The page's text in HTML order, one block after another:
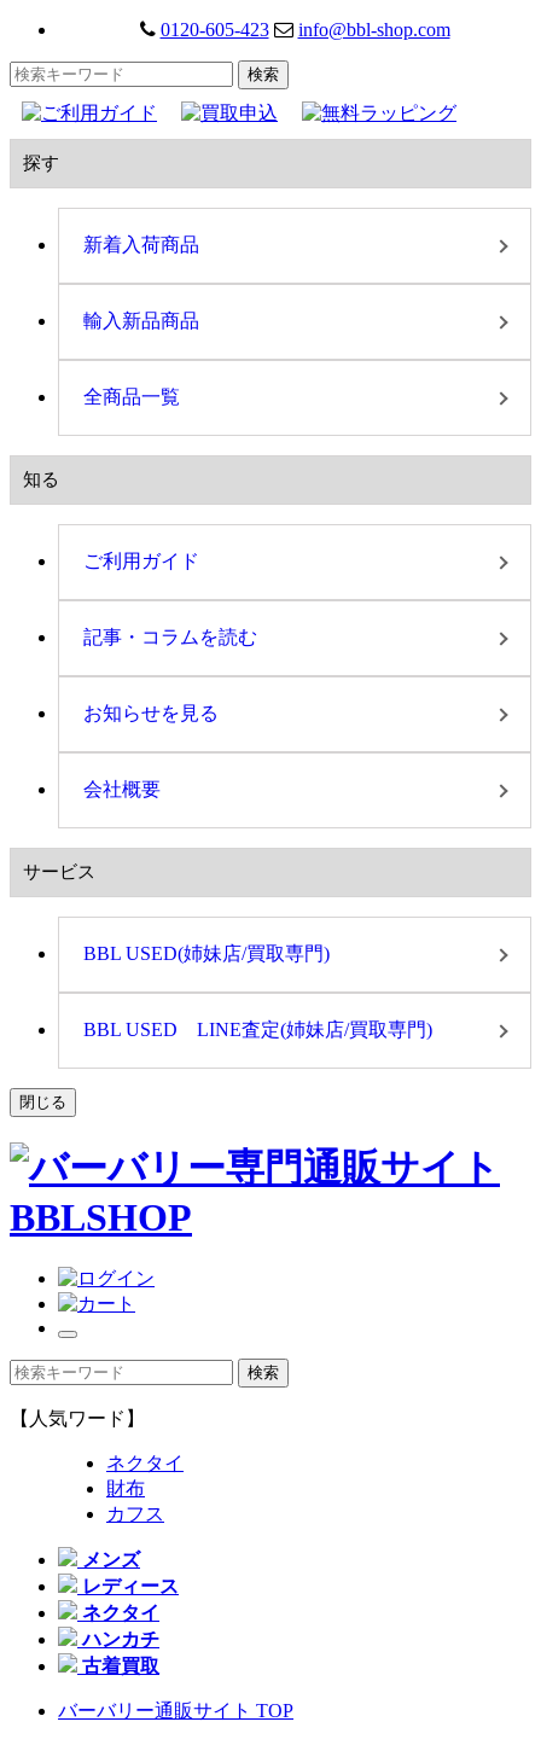
0120-605-423 info@bbl-shop.com
探す
新着入荷商品
輸入新品商品
全商品一覧
知る
ご利用ガイド
記事・コラムを読む
お知らせを見る
会社概要
サービス
BBL USED(姉妹店/買取専門)
BBL USED LINE査定(姉妹店/買取専門)
閉じる
【人気ワード】
ネクタイ
財布
カフス
メンズ
レディース
ネクタイ
ハンカチ
古着買取
バーバリー通販サイト TOP